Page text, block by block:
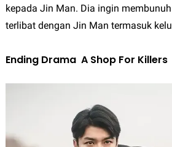
kepada Jin Man. Dia ingin
terlibat dengan Jin Man termasuk
Ending Drama A Shop For Killers